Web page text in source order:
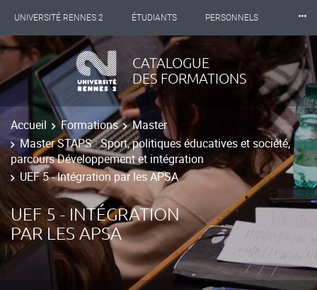
UNIVERSITÉ RENNES 2 ÉTUDIANTS PERSONNELS
INTERNATIONAL PROFESSIONNELS BIBLIOTHÈQUES
LES NOUVELLES DE RENNES 2
⸱⸱⸱
CATALOGUE
DES FORMATIONS
Accueil Formations
Master
Master STAPS : Sport, politiques éducatives et société,
parcours Développement et intégration
UEF 5 - Intégration par les APSA
UEF 5 - INTÉGRATION
PAR LES APSA